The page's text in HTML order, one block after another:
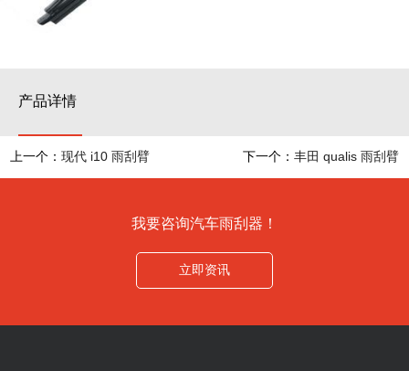
产品详情
上一个：现代 i10 雨刮臂 下一个： 丰田 qualis 雨刮臂
我要咨询汽车雨刮器！
立即资讯